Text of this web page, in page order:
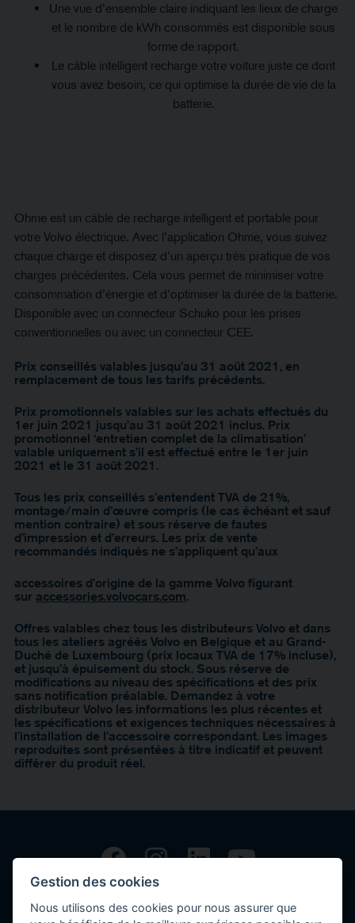
Une vue d’ensemble claire indiquant les lieux de charge
et le nombre de kWh consommés est disponible sous
forme de rapport.
Le câble intelligent recharge votre voiture juste ce dont
vous avez besoin, ce qui optimise la durée de vie de la
batterie.
Ohme est un câble de recharge intelligent et portable pour
votre Volvo électrique. Avec l’application Ohme, vous suivez
chaque charge et disposez d’un aperçu très pratique de vos
charges précédentes. Cela vous permet de minimiser votre
consommation d’énergie et d’optimiser la durée de la batterie.
Disponible avec un connecteur Schuko pour les prises
conventionnelles ou avec un connecteur CEE.
Prix conseillés valables jusqu’au 31 août 2021, en
remplacement de tous les tarifs précédents.
Prix promotionnels valables sur les achats effectués du
1er juin 2021 jusqu’au 31 août 2021 inclus. Prix
promotionnel ‘entretien complet de la climatisation’
valable uniquement s’il est effectué entre le 1er juin
2021 et le 31 août 2021.
Tous les prix conseillés s’entendent TVA de 21%,
montage/main d’œuvre compris (le cas échéant et sauf
mention contraire) et sous réserve de fautes
d’impression et d’erreurs. Les prix de vente
recommandés indiqués ne s’appliquent qu’aux
accessoires d’origine de la gamme Volvo figurant
sur accessories.volvocars.com.
Offres valables chez tous les distributeurs Volvo et dans
tous les ateliers agréés Volvo en Belgique et au Grand-
Duché de Luxembourg (prix locaux TVA de 17% incluse),
et jusqu’à épuisement du stock. Sous réserve de
modifications au niveau des spécifications et des prix
sans notification préalable. Demandez à votre
distributeur Volvo les informations les plus récentes et
les spécifications et exigences techniques nécessaires à
l’installation de l’accessoire correspondant. Les images
reproduites sont présentées à titre indicatif et peuvent
différer du produit réel.
Gestion des cookies
Nous utilisons des cookies pour nous assurer que